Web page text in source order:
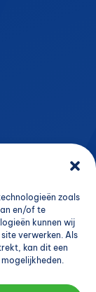
zoals
en/of te
kunnen wij
verwerken. Als
kan dit een